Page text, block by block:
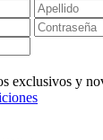
exclusivos y